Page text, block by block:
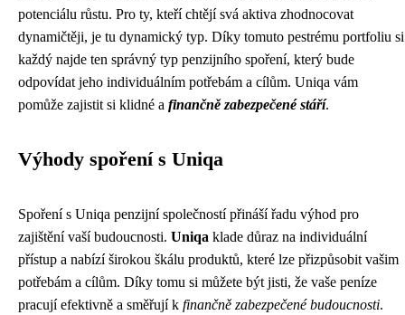
potenciálu růstu. Pro ty, kteří chtějí svá aktiva zhodnocovat
dynamičtěji, je tu dynamický typ. Díky tomuto pestrému portfoliu si
každý najde ten správný typ penzijního spoření, který bude
odpovídat jeho individuálním potřebám a cílům. Uniqa vám
pomůže zajistit si klidné a finančně zabezpečené stáří.
Výhody spoření s Uniqa
Spoření s Uniqa penzijní společností přináší řadu výhod pro
zajištění vaší budoucnosti. Uniqa klade důraz na individuální
přístup a nabízí širokou škálu produktů, které lze přizpůsobit vašim
potřebám a cílům. Díky tomu si můžete být jisti, že vaše peníze
pracují efektivně a směřují k finančně zabezpečené budoucnosti.